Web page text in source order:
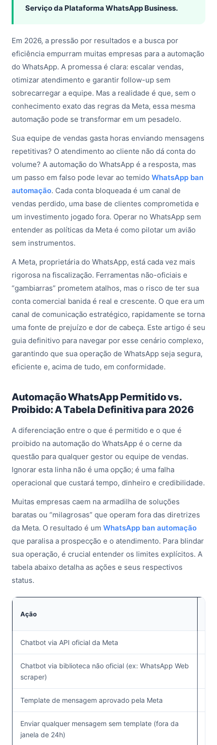
Serviço da Plataforma WhatsApp Business.
Em 2026, a pressão por resultados e a busca por
eficiência empurram muitas empresas para a automação
do WhatsApp. A promessa é clara: escalar vendas,
otimizar atendimento e garantir follow-up sem
sobrecarregar a equipe. Mas a realidade é que, sem o
conhecimento exato das regras da Meta, essa mesma
automação pode se transformar em um pesadelo.
Sua equipe de vendas gasta horas enviando mensagens
repetitivas? O atendimento ao cliente não dá conta do
volume? A automação do WhatsApp é a resposta, mas
um passo em falso pode levar ao temido WhatsApp ban
automação. Cada conta bloqueada é um canal de
vendas perdido, uma base de clientes comprometida e
um investimento jogado fora. Operar no WhatsApp sem
entender as políticas da Meta é como pilotar um avião
sem instrumentos.
A Meta, proprietária do WhatsApp, está cada vez mais
rigorosa na fiscalização. Ferramentas não-oficiais e
“gambiarras” prometem atalhos, mas o risco de ter sua
conta comercial banida é real e crescente. O que era um
canal de comunicação estratégico, rapidamente se torna
uma fonte de prejuízo e dor de cabeça. Este artigo é seu
guia definitivo para navegar por esse cenário complexo,
garantindo que sua operação de WhatsApp seja segura,
eficiente e, acima de tudo, em conformidade.
Automação WhatsApp Permitido vs.
Proibido: A Tabela Definitiva para 2026
A diferenciação entre o que é permitido e o que é
proibido na automação do WhatsApp é o cerne da
questão para qualquer gestor ou equipe de vendas.
Ignorar esta linha não é uma opção; é uma falha
operacional que custará tempo, dinheiro e credibilidade.
Muitas empresas caem na armadilha de soluções
baratas ou “milagrosas” que operam fora das diretrizes
da Meta. O resultado é um WhatsApp ban automação
que paralisa a prospecção e o atendimento. Para blindar
sua operação, é crucial entender os limites explícitos. A
tabela abaixo detalha as ações e seus respectivos
status.
Ação
Chatbot via API oficial da Meta
Chatbot via biblioteca não oficial (ex: WhatsApp Web
scraper)
Template de mensagem aprovado pela Meta
Enviar qualquer mensagem sem template (fora da
janela de 24h)